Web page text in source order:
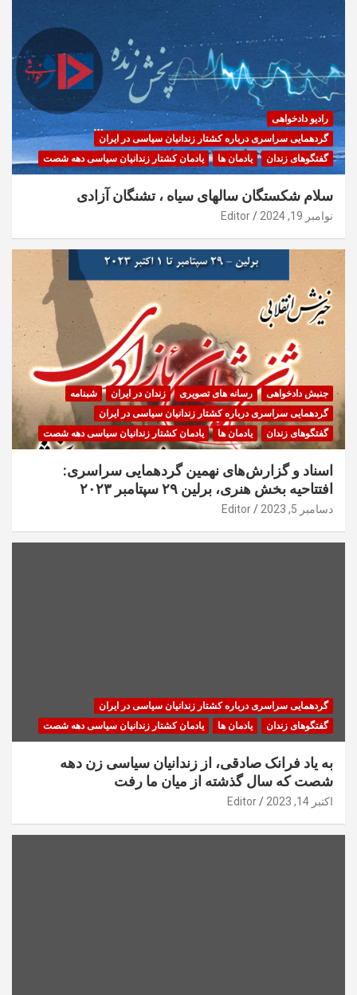
رادیو دادخواهی
گردهمایی سراسری درباره کشتار زندانیان سیاسی در ایران
گفتگوهای زندان
یادمان ها یادمان کشتار زندانیان سیاسی دهه شصت
سلام شکستگان سالهای سیاه ، تشنگان آزادی
نوامبر 19, 2024 Editor
جنبش دادخواهی رسانه های تصویری زندان در ایران
شبنامه
گردهمایی سراسری درباره کشتار زندانیان سیاسی در ایران
گفتگوهای زندان
یادمان ها یادمان کشتار زندانیان سیاسی دهه شصت
اسناد و گزارش‌های نهمین گردهمایی سراسری:
افتتاحیه بخش هنری، برلین ۲۹ سپتامبر ۲۰۲۳
دسامبر 5, 2023 Editor
گردهمایی سراسری درباره کشتار زندانیان سیاسی در ایران
گفتگوهای زندان
یادمان ها یادمان کشتار زندانیان سیاسی دهه شصت
به یاد فرانک صادقی، از زندانیان سیاسی زن دهه
شصت که سال گذشته از میان ما رفت
اکتبر 14, 2023 Editor